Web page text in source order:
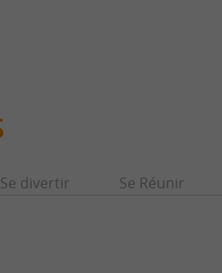
Se divertir Se Réunir